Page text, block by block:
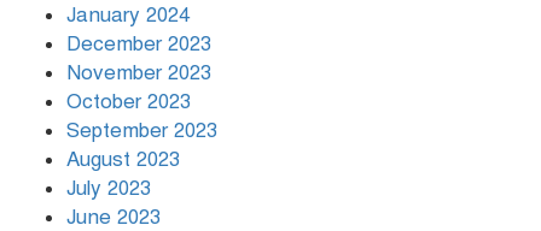
January 2024
December 2023
November 2023
October 2023
September 2023
August 2023
July 2023
June 2023